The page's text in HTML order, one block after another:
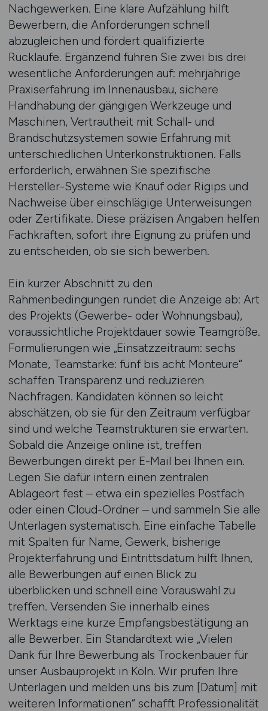
Nachgewerken. Eine klare Aufzählung hilft
Bewerbern, die Anforderungen schnell
abzugleichen und fördert qualifizierte
Rückläufe. Ergänzend führen Sie zwei bis drei
wesentliche Anforderungen auf: mehrjährige
Praxiserfahrung im Innenausbau, sichere
Handhabung der gängigen Werkzeuge und
Maschinen, Vertrautheit mit Schall- und
Brandschutzsystemen sowie Erfahrung mit
unterschiedlichen Unterkonstruktionen. Falls
erforderlich, erwähnen Sie spezifische
Hersteller-Systeme wie Knauf oder Rigips und
Nachweise über einschlägige Unterweisungen
oder Zertifikate. Diese präzisen Angaben helfen
Fachkräften, sofort ihre Eignung zu prüfen und
zu entscheiden, ob sie sich bewerben.
Ein kurzer Abschnitt zu den
Rahmenbedingungen rundet die Anzeige ab: Art
des Projekts (Gewerbe- oder Wohnungsbau),
voraussichtliche Projektdauer sowie Teamgröße.
Formulierungen wie „Einsatzzeitraum: sechs
Monate, Teamstärke: fünf bis acht Monteure“
schaffen Transparenz und reduzieren
Nachfragen. Kandidaten können so leicht
abschätzen, ob sie für den Zeitraum verfügbar
sind und welche Teamstrukturen sie erwarten.
Sobald die Anzeige online ist, treffen
Bewerbungen direkt per E-Mail bei Ihnen ein.
Legen Sie dafür intern einen zentralen
Ablageort fest – etwa ein spezielles Postfach
oder einen Cloud-Ordner – und sammeln Sie alle
Unterlagen systematisch. Eine einfache Tabelle
mit Spalten für Name, Gewerk, bisherige
Projekterfahrung und Eintrittsdatum hilft Ihnen,
alle Bewerbungen auf einen Blick zu
überblicken und schnell eine Vorauswahl zu
treffen. Versenden Sie innerhalb eines
Werktags eine kurze Empfangsbestätigung an
alle Bewerber. Ein Standardtext wie „Vielen
Dank für Ihre Bewerbung als Trockenbauer für
unser Ausbauprojekt in Köln. Wir prüfen Ihre
Unterlagen und melden uns bis zum [Datum] mit
weiteren Informationen“ schafft Professionalität